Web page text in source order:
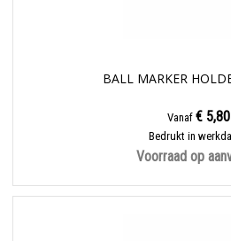
BALL MARKER
Vanaf € 5,80
Bedrukt in
Voorraad op